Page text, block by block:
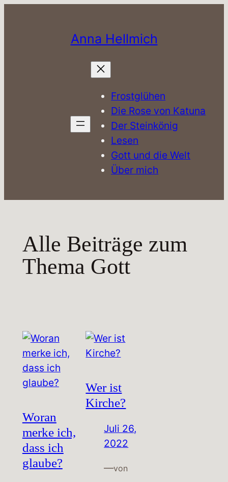
Anna Hellmich
Frostglühen
Die Rose von Katuna
Der Steinkönig
Lesen
Gott und die Welt
Über mich
Alle Beiträge zum
Thema Gott
Woran
merke ich,
dass ich
glaube?
Wer ist
Kirche?
Juli 26,
2022
—von